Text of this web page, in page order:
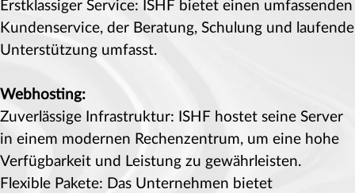
Erstklassiger Service: ISHF bietet einen umfassenden
Kundenservice, der Beratung, Schulung und laufende
Unterstützung umfasst.
Webhosting:
Zuverlässige Infrastruktur: ISHF hostet seine Server
in einem modernen Rechenzentrum, um eine hohe
Verfügbarkeit und Leistung zu gewährleisten.
Flexible Pakete: Das Unternehmen bietet